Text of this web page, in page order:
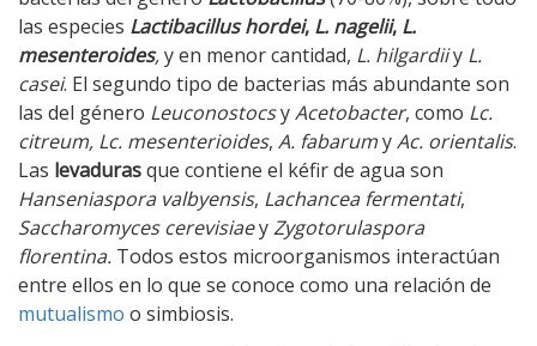
las especies Lactibacillus hordei, L. nagelii, L.
mesenteroides,y en menor cantidad, L. hilgardiiy L.
casei. El segundo tipo de bacterias más abundante son
las del género LeuconostocsyAcetobacter, como Lc.
citreum, Lc. mesenterioides, A. fabarumyAc. orientalis.
Las levadurasque contiene el kéfir de agua son
Hanseniaspora valbyensis, Lachancea fermentati,
Saccharomyces cerevisiaeyZygotorulaspora
florentina. Todos estos microorganismos interactúan
entre ellos en lo que se conoce como una relación de
mutualismo o simbiosis.